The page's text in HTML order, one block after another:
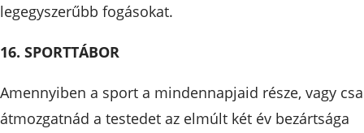
legegyszerűbb fogásokat.
16. SPORTTÁBOR
Amennyiben a sport a mindennapjaid része, vagy
átmozgatnád a testedet az elmúlt két év bezártsága